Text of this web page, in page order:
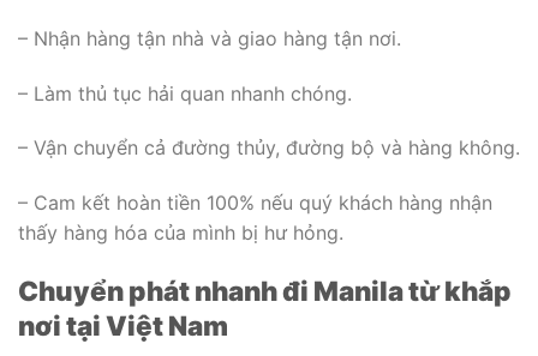
– Nhận hàng tận nhà và giao hàng tận nơi.
– Làm thủ tục hải quan nhanh chóng.
– Vận chuyển cả đường thủy, đường bộ và hàng không.
– Cam kết hoàn tiền 100% nếu quý khách hàng nhận
thấy hàng hóa của mình bị hư hỏng.
Chuyển phát nhanh đi Manila từ khắp
nơi tại Việt Nam